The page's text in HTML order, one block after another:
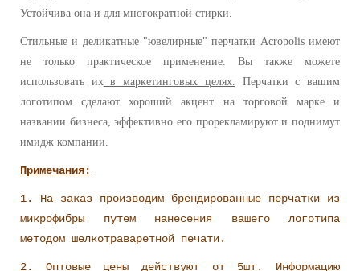
Устойчива она и для многократной стирки.
Стильные и деликатные "ювелирные" перчатки Acropolis имеют
не только практическое применение. Вы также можете
использовать ихв маркетинговых целях. Перчатки с вашим
логотипом сделают хороший акцент на торговой марке и
названии бизнеса, эффективно его прорекламируют и поднимут
имидж компании.
Примечания:
1. На заказ производим брендированные перчатки из
микрофибры путем нанесения вашего логотипа
методом шелкотраваретной печати.
2. Оптовые цены действуют от 5шт. Информацию